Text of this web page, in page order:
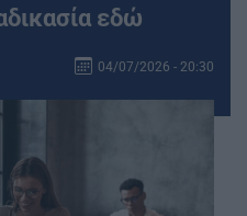
εδώ
04/07/2026 - 20:30